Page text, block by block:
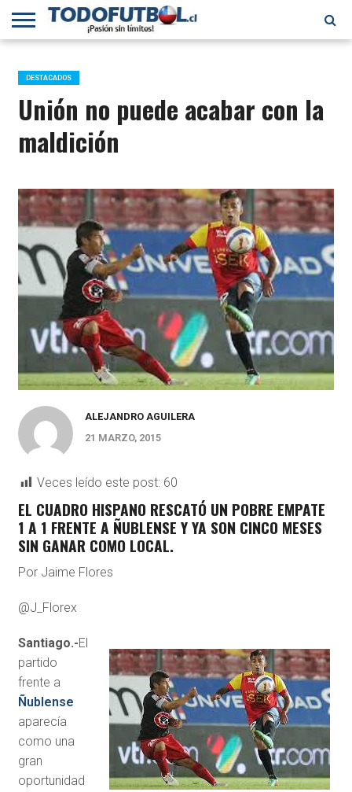
PRIMERA
B
SELECCIÓN
CHILENA
CHILENOS
EN EL
MUNDO
FÚTBOL
INTERNACIONAL
DESTACADOS
Unión no puede acabar con la
maldición
ALEJANDRO AGUILERA
21 MARZO, 2015
Veces leído este post: 60
EL CUADRO HISPANO RESCATÓ UN POBRE EMPATE
1 A 1 FRENTE A ÑUBLENSE Y YA SON CINCO MESES
SIN GANAR COMO LOCAL.
Por Jaime Flores
@J_Florex
Santiago.-El
partido
frente a
Ñublense
aparecía
como una
gran
oportunidad